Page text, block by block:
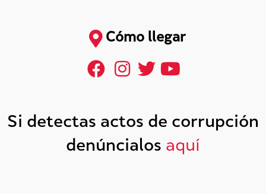
Cómo llegar
Si detectas actos de corrupción
denúncialos aquí